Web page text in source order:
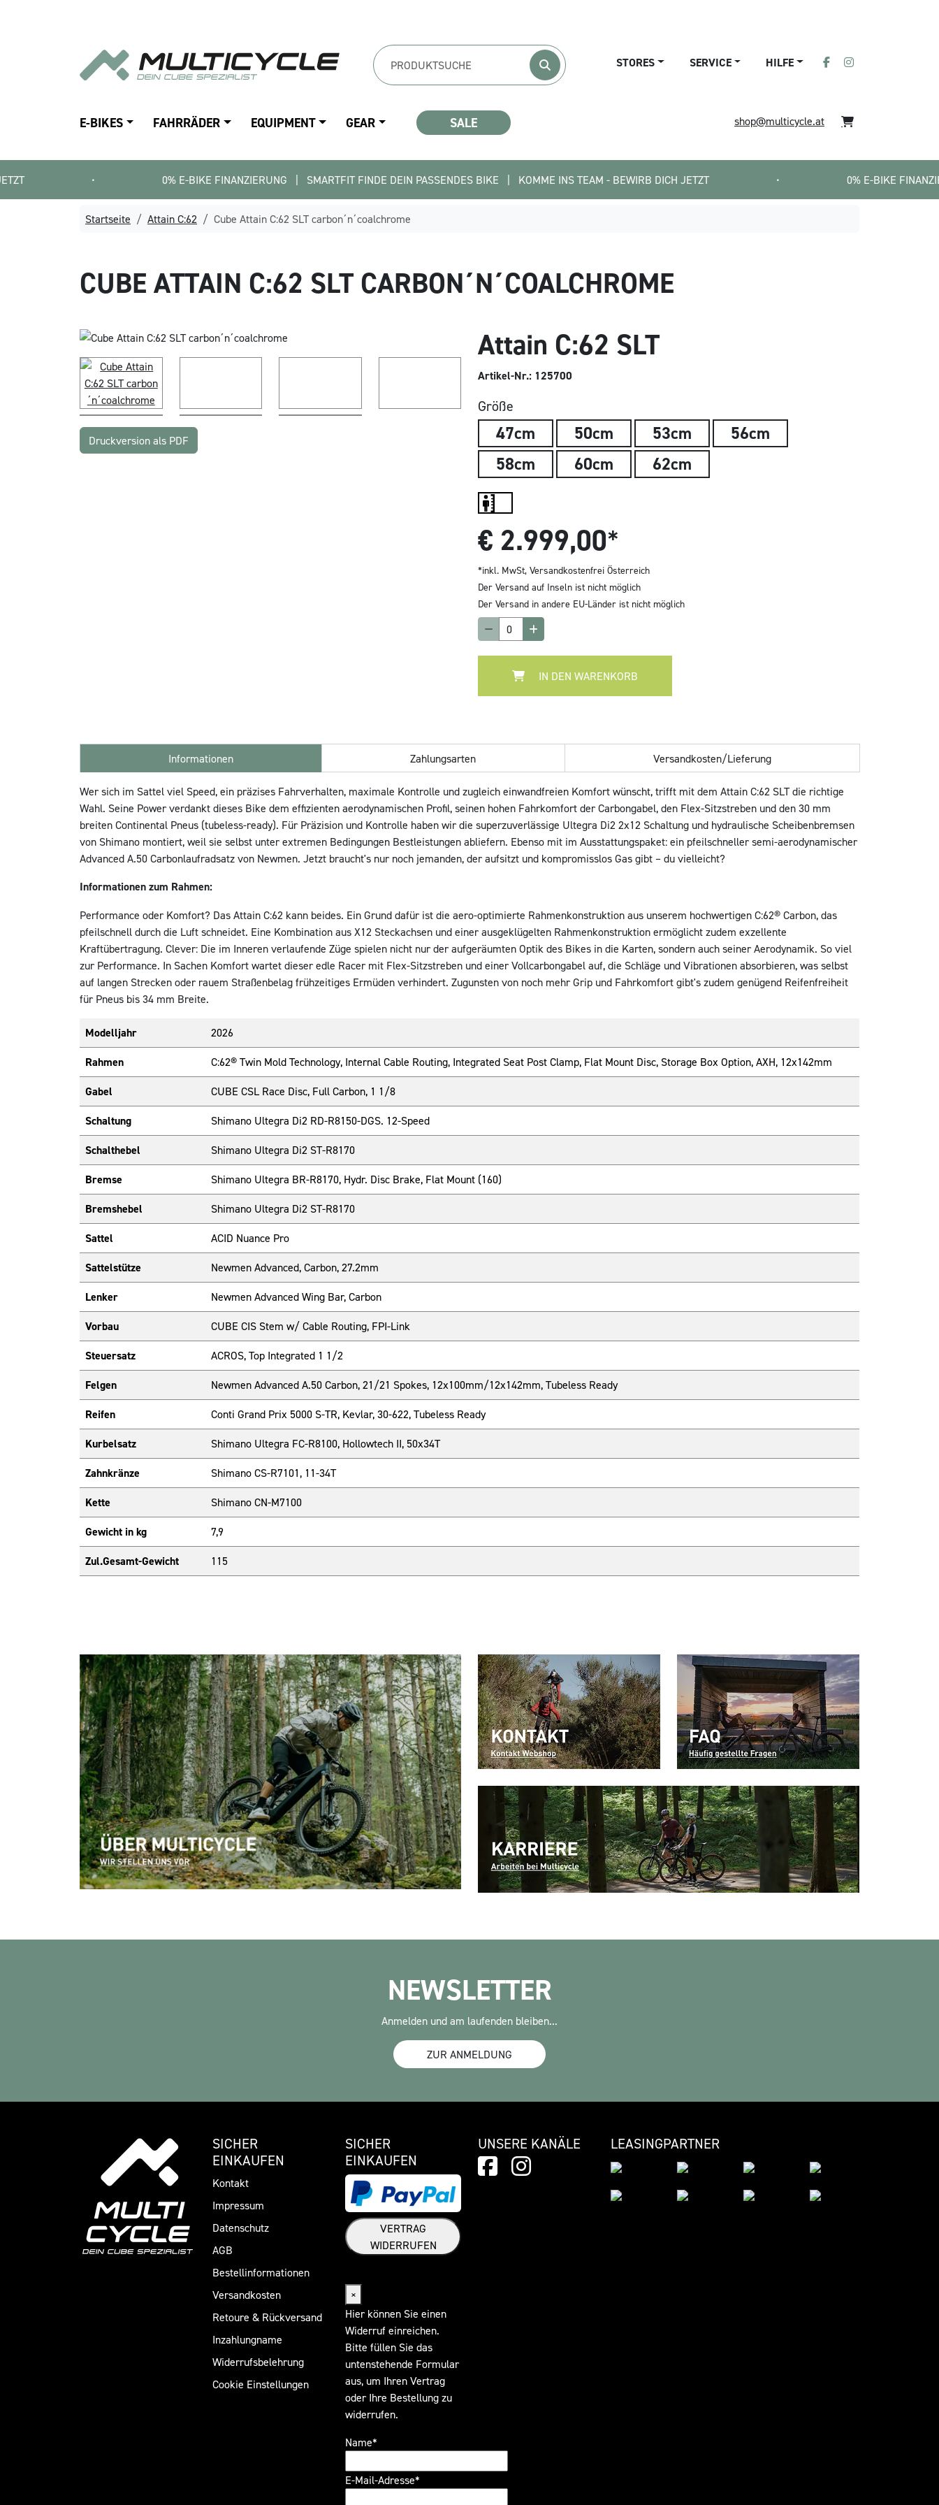
STORES SERVICE HILFE
E-BIKES FAHRRÄDER EQUIPMENT GEAR SALE shop@multicycle.at
0% E-BIKE FINANZIERUNG   |   SMARTFIT FINDE DEIN PASSENDES BIKE   |   KOMME INS TEAM - BEWIRB DICH JETZT 0% E-BIKE FINANZIERUNG   |
Startseite Attain C:62 Cube Attain C:62 SLT carbon´n´coalchrome
CUBE ATTAIN C:62 SLT CARBON´N´COALCHROME
Druckversion als PDF
Attain C:62 SLT
Artikel-Nr.: 125700
Größe
47cm 50cm 53cm
56cm
58cm
60cm 62cm
€ 2.999,00*
*inkl. MwSt, Versandkostenfrei Österreich
Der Versand auf Inseln ist nicht möglich
Der Versand in andere EU-Länder ist nicht möglich
IN DEN WARENKORB
Informationen Zahlungsarten Versandkosten/Lieferung
Wer sich im Sattel viel Speed, ein präzises Fahrverhalten, maximale Kontrolle und zugleich einwandfreien Komfort wünscht, trifft mit dem Attain C:62 SLT die richtige
Wahl. Seine Power verdankt dieses Bike dem effizienten aerodynamischen Profil, seinen hohen Fahrkomfort der Carbongabel, den Flex-Sitzstreben und den 30 mm
breiten Continental Pneus (tubeless-ready). Für Präzision und Kontrolle haben wir die superzuverlässige Ultegra Di2 2x12 Schaltung und hydraulische Scheibenbremsen
von Shimano montiert, weil sie selbst unter extremen Bedingungen Bestleistungen abliefern. Ebenso mit im Ausstattungspaket: ein pfeilschneller semi-aerodynamischer
Advanced A.50 Carbonlaufradsatz von Newmen. Jetzt braucht's nur noch jemanden, der aufsitzt und kompromisslos Gas gibt – du vielleicht?
Informationen zum Rahmen:
Performance oder Komfort? Das Attain C:62 kann beides. Ein Grund dafür ist die aero-optimierte Rahmenkonstruktion aus unserem hochwertigen C:62® Carbon, das
pfeilschnell durch die Luft schneidet. Eine Kombination aus X12 Steckachsen und einer ausgeklügelten Rahmenkonstruktion ermöglicht zudem exzellente
Kraftübertragung. Clever: Die im Inneren verlaufende Züge spielen nicht nur der aufgeräumten Optik des Bikes in die Karten, sondern auch seiner Aerodynamik. So viel
zur Performance. In Sachen Komfort wartet dieser edle Racer mit Flex-Sitzstreben und einer Vollcarbongabel auf, die Schläge und Vibrationen absorbieren, was selbst
auf langen Strecken oder rauem Straßenbelag frühzeitiges Ermüden verhindert. Zugunsten von noch mehr Grip und Fahrkomfort gibt's zudem genügend Reifenfreiheit
für Pneus bis 34 mm Breite.
Modelljahr 2026
Rahmen C:62® Twin Mold Technology, Internal Cable Routing, Integrated Seat Post Clamp, Flat Mount Disc, Storage Box Option, AXH, 12x142mm
Gabel CUBE CSL Race Disc, Full Carbon, 1 1/8
Schaltung Shimano Ultegra Di2 RD-R8150-DGS. 12-Speed
Schalthebel Shimano Ultegra Di2 ST-R8170
Bremse Shimano Ultegra BR-R8170, Hydr. Disc Brake, Flat Mount (160)
Bremshebel Shimano Ultegra Di2 ST-R8170
Sattel ACID Nuance Pro
Sattelstütze Newmen Advanced, Carbon, 27.2mm
Lenker Newmen Advanced Wing Bar, Carbon
Vorbau CUBE CIS Stem w/ Cable Routing, FPI-Link
Steuersatz ACROS, Top Integrated 1 1/2
Felgen Newmen Advanced A.50 Carbon, 21/21 Spokes, 12x100mm/12x142mm, Tubeless Ready
Reifen Conti Grand Prix 5000 S-TR, Kevlar, 30-622, Tubeless Ready
Kurbelsatz Shimano Ultegra FC-R8100, Hollowtech II, 50x34T
Zahnkränze Shimano CS-R7101, 11-34T
Kette Shimano CN-M7100
Gewicht in kg 7,9
Zul.Gesamt-Gewicht 115
NEWSLETTER
Anmelden und am laufenden bleiben...
ZUR ANMELDUNG
SICHER
EINKAUFEN
Kontakt
Impressum
Datenschutz
AGB
Bestellinformationen
Versandkosten
Retoure & Rückversand
Inzahlungname
Widerrufsbelehrung
Cookie Einstellungen
SICHER
EINKAUFEN
VERTRAG
WIDERRUFEN
×
Hier können Sie einen
Widerruf einreichen.
Bitte füllen Sie das
untenstehende Formular
aus, um Ihren Vertrag
oder Ihre Bestellung zu
widerrufen.
Name*
E-Mail-Adresse*
UNSERE KANÄLE LEASINGPARTNER